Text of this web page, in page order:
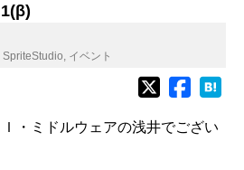
SpriteStudio, イベント
・ミドルウェアの浅井でござい